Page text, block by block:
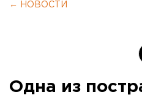
← НОВОСТИ
Одна из